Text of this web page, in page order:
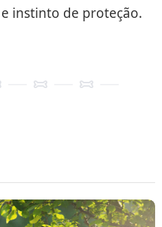
instinto de proteção.